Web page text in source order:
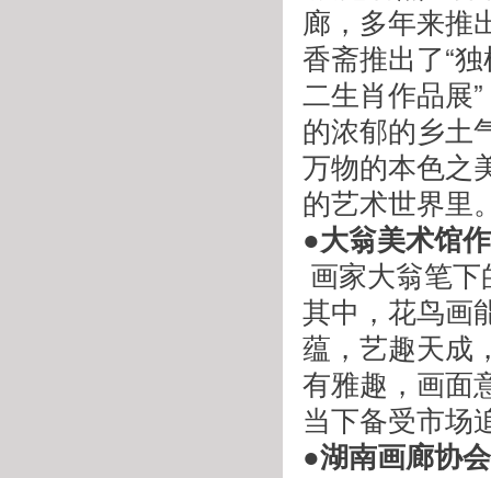
廊，多年来推
香斋推出了“
二生肖作品展
的浓郁的乡土
万物的本色之
的艺术世界里
●大翁美术馆
其中，花鸟画
蕴，艺趣天成
有雅趣，画面
当下备受市场
●湖南画廊协